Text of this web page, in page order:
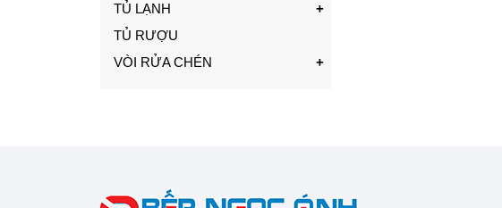
TỦ LẠNH
TỦ RƯỢU
VÒI RỬA CHÉN